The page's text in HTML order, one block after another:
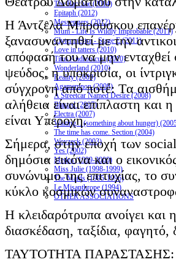
The Bacchae (2014)
Epitaph (2012)
Messengers (2012)
Mum - Life Is Wildly Improbable (2011)
Clytemnestra - Stage E (2011)
Love in tatters (2010)
Titus Andronicus (2010)
Wonderland (2010)
Reality (2009)
Agamemnon (2008)
A Streetcar Named Desire (2008)
Blasted (2007)
Electra (2007)
Waiting... (something about hunger)
The time has come. Section (2004)
Woyzeck (2003)
Yes (2002)
Medea (1999-2000)
Miss Julie (1998-1999)
The Maids (1995-1996)
Le Misanthrope (1994)
OTHER ASSOCIATIONS
Η Άντζελα Μπρούσκου
ξανασυναντηθεί με την
απόφασή του να μην ενταχθεί
ψεύδος, η υποκρισία, οι
σύγχρονη από ποτέ: Tα
αλήθεια είναι επίπλαστη και
είναι Υπέροχη.
Σήμερα, στην εποχή των
δημόσια εικόνα και ο
συνώνυμο της επιτυχίας, το
κύκλο κοσμικών
Η κλειδαρότρυπα ανοίγει και
διασκέδαση, ταξίδια, φαγητό,
ΤΑΥΤΟΤΗΤΑ ΠΑΡΑΣΤΑΣΗΣ: